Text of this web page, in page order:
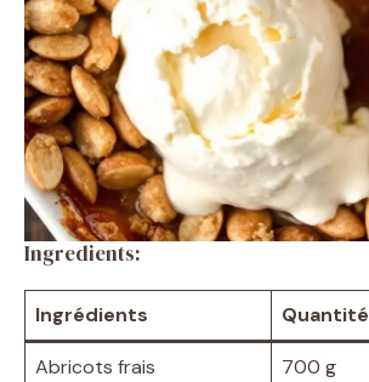
Ingredients:
Ingrédients Quantité
Abricots frais
700 g